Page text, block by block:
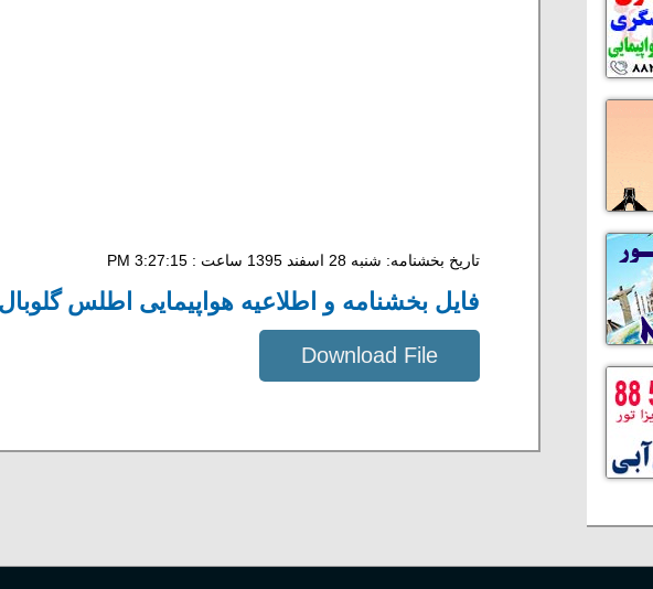
تاریخ بخشنامه: شنبه 28 اسفند 1395 ساعت : 3:27:15 PM
فایل بخشنامه و اطلاعیه هواپیمایی اطلس
Download File